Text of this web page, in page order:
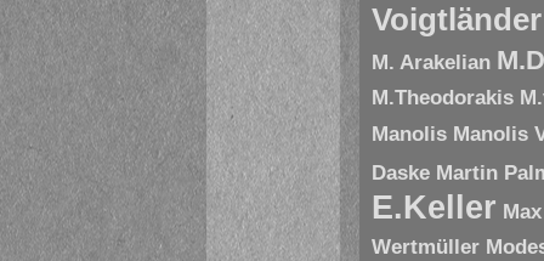
Voigtländer
M. Arakelian
M.Theodorakis
Manolis Manolis
Daske Martin
E.Keller
Wertmüller